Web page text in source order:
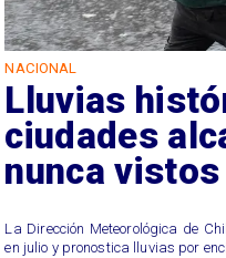
NACIONAL
Lluvias
ciudades
nunca vistos
La Dirección Meteorológica de
en julio y pronostica lluvias por